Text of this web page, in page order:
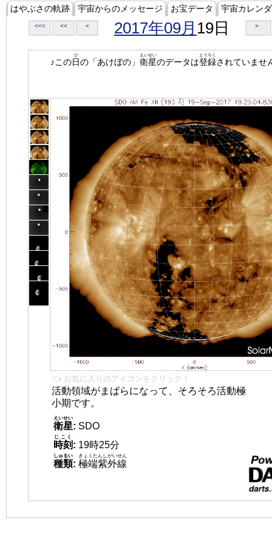
はやぶさの軌跡 宇宙からのメッセージ お宝データ 宇宙カレン
<<< << < 2017年09月 19日 >
♪この日
ひ
の「あけぼの」 衛星
えいせい
のデータは登録
とうろく
されていませ
👈 お気に入りのアイコンをクリック！
活動領域がまばらになって、そろそろ活動極
小期です。
衛星
えいせい
: SDO
時刻
じこく
: 19時25分
種類
しゅるい
: 極端紫外線
きょくたんしがいせん